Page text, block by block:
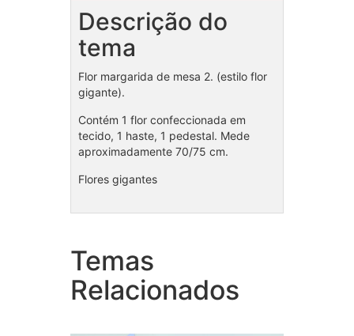
Descrição do
tema
Flor margarida de mesa 2. (estilo flor
gigante).
Contém 1 flor confeccionada em
tecido, 1 haste, 1 pedestal. Mede
aproximadamente 70/75 cm.
Flores gigantes
Temas
Relacionados
Coleção Super Heroínas